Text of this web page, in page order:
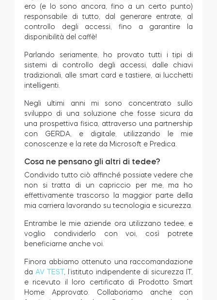
ero (e lo sono ancora, fino a un certo punto)
responsabile di tutto, dal generare entrate, al
controllo degli accessi, fino a garantire la
disponibilità del caffè!
Parlando seriamente, ho provato tutti i tipi di
sistemi di controllo degli accessi, dalle chiavi
tradizionali, alle smart card e tastiere, ai lucchetti
intelligenti.
Negli ultimi anni mi sono concentrato sullo
sviluppo di una soluzione che fosse sicura da
una prospettiva fisica, attraverso una partnership
con GERDA, e digitale, utilizzando le mie
conoscenze e la rete da Microsoft e Predica.
Cosa ne pensano gli altri di tedee?
Condivido tutto ciò affinché possiate vedere che
non si tratta di un capriccio per me, ma ho
effettivamente trascorso la maggior parte della
mia carriera lavorando su tecnologia e sicurezza.
Entrambe le mie aziende ora utilizzano tedee, e
voglio condividerlo con voi, così potrete
beneficiarne anche voi.
Finora abbiamo ottenuto una raccomandazione
da AV TEST, l’istituto indipendente di sicurezza IT,
e ricevuto il loro certificato di Prodotto Smart
Home Approvato. Collaboriamo anche con